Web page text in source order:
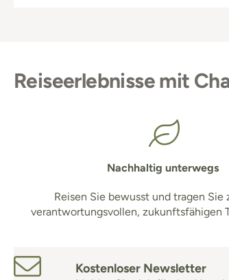
Reiseerlebnisse mit
Nachhaltig unterwegs
Reisen Sie bewusst und tragen Sie
verantwortungsvollen, zukunftsfähigen
Kostenloser Newsletter